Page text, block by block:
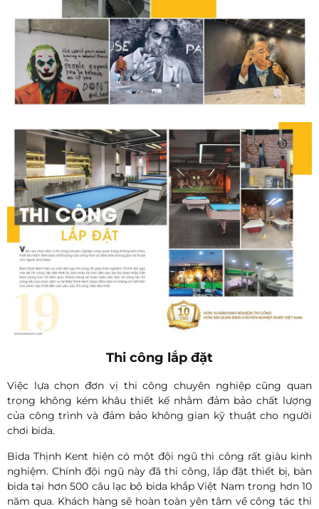
Thi công lắp đặt
Việc lựa chọn đơn vị thi công chuyên nghiệp cũng quan
trọng không kém khâu thiết kế nhằm đảm bảo chất lượng
của công trình và đảm bảo không gian kỹ thuật cho người
chơi bida.
Bida Thịnh Kent hiện có một đội ngũ thi công rất giàu kinh
nghiệm. Chính đội ngũ này đã thi công, lắp đặt thiết bị, bàn
bida tại hơn 500 câu lạc bộ bida khắp Việt Nam trong hơn 10
năm qua. Khách hàng sẽ hoàn toàn yên tâm về công tác thi